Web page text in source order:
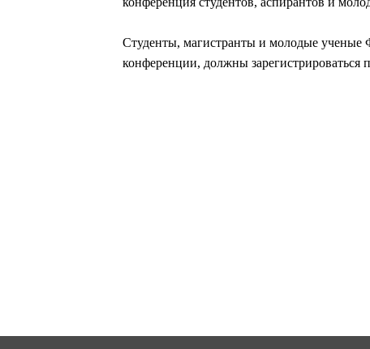
Студенты, магистранты и молодые ученые
конференции, должны зарегистрироваться